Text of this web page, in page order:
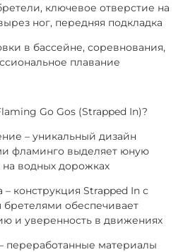
ключевое отверстие на
ног, передняя подкладка
в бассейне, соревнования,
плавание
Go Gos (Strapped In)?
– уникальный дизайн
фламинго выделяет юную
водных дорожках
конструкция Strapped In с
обеспечивает
и уверенность в движениях
переработанные материалы